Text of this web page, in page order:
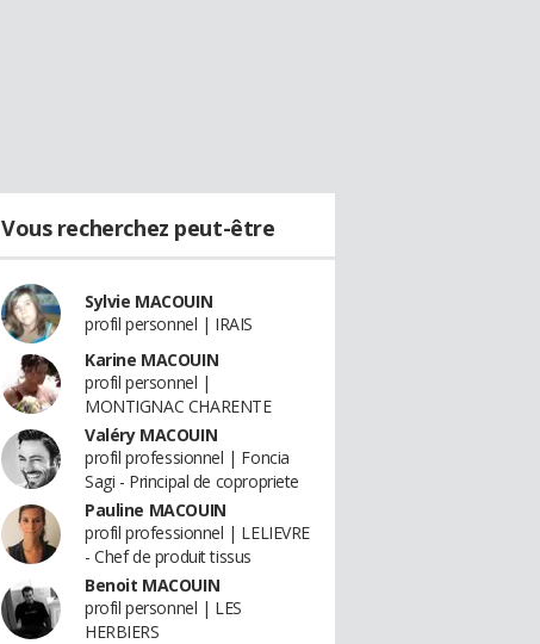
Vous recherchez peut-être
Sylvie MACOUIN
profil personnel | IRAIS
Karine MACOUIN
profil personnel |
MONTIGNAC CHARENTE
Valéry MACOUIN
profil professionnel | Foncia
Sagi - Principal de copropriete
Pauline MACOUIN
profil professionnel | LELIEVRE
- Chef de produit tissus
Benoit MACOUIN
profil personnel | LES
HERBIERS